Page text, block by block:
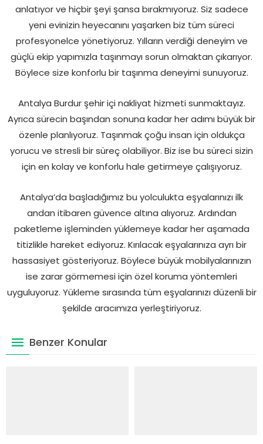
anlatıyor ve hiçbir şeyi şansa bırakmıyoruz. Siz sadece
yeni evinizin heyecanını yaşarken biz tüm süreci
profesyonelce yönetiyoruz. Yılların verdiği deneyim ve
güçlü ekip yapımızla taşınmayı sorun olmaktan çıkarıyor.
Böylece size konforlu bir taşınma deneyimi sunuyoruz.
Antalya Burdur şehir içi nakliyat hizmeti sunmaktayız.
Ayrıca sürecin başından sonuna kadar her adımı büyük bir
özenle planlıyoruz. Taşınmak çoğu insan için oldukça
yorucu ve stresli bir süreç olabiliyor. Biz ise bu süreci sizin
için en kolay ve konforlu hale getirmeye çalışıyoruz.
Antalya’da başladığımız bu yolculukta eşyalarınızı ilk
andan itibaren güvence altına alıyoruz. Ardından
paketleme işleminden yüklemeye kadar her aşamada
titizlikle hareket ediyoruz. Kırılacak eşyalarınıza ayrı bir
hassasiyet gösteriyoruz. Böylece büyük mobilyalarınızın
ise zarar görmemesi için özel koruma yöntemleri
uyguluyoruz. Yükleme sırasında tüm eşyalarınızı düzenli bir
şekilde aracımıza yerleştiriyoruz.
Benzer Konular